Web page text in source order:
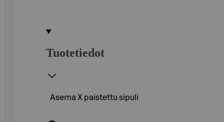
Tuotetiedot
Asema X paistettu sipuli